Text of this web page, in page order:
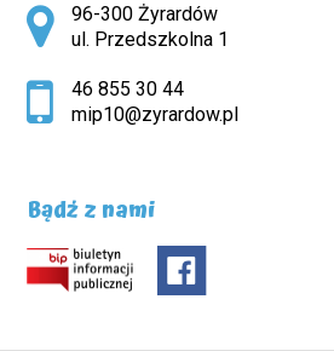
Adres pocztowy:
96-300 Żyrardów
ul. Przedszkolna 1
46 855 30 44
mip10@zyrardow.pl
Bądź z nami